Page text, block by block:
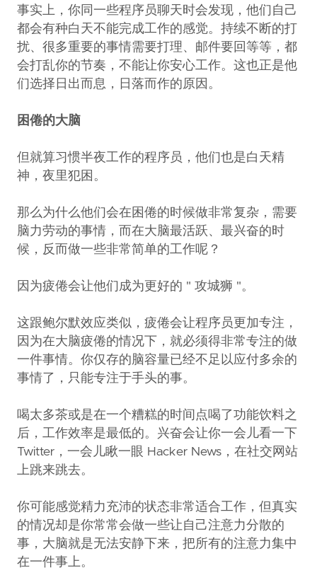
事实上，你同一些程序员聊天时会发现，他们自己
都会有种白天不能完成工作的感觉。持续不断的打
扰、很多重要的事情需要打理、邮件要回等等，都
会打乱你的节奏，不能让你安心工作。这也正是他
们选择日出而息，日落而作的原因。
困倦的大脑
但就算习惯半夜工作的程序员，他们也是白天精
神，夜里犯困。
那么为什么他们会在困倦的时候做非常复杂，需要
脑力劳动的事情，而在大脑最活跃、最兴奋的时
候，反而做一些非常简单的工作呢？
因为疲倦会让他们成为更好的 " 攻城狮 "。
这跟鲍尔默效应类似，疲倦会让程序员更加专注，
因为在大脑疲倦的情况下，就必须得非常专注的做
一件事情。你仅存的脑容量已经不足以应付多余的
事情了，只能专注于手头的事。
喝太多茶或是在一个糟糕的时间点喝了功能饮料之
后，工作效率是最低的。兴奋会让你一会儿看一下
Twitter，一会儿瞅一眼 Hacker News，在社交网站
上跳来跳去。
你可能感觉精力充沛的状态非常适合工作，但真实
的情况却是你常常会做一些让自己注意力分散的
事，大脑就是无法安静下来，把所有的注意力集中
在一件事上。